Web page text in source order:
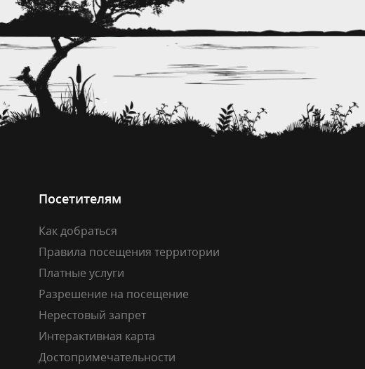
Посетителям
Как добраться
Правила посещения территории
Платные услуги
Разрешение на посещение
Нерестовый запрет
Интерактивная карта
Достопримечательности